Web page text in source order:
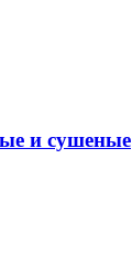
и сушеные